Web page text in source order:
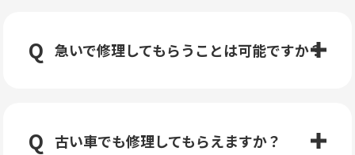
急いで修理してもらうことは可能ですか？
古い車でも修理してもらえますか？